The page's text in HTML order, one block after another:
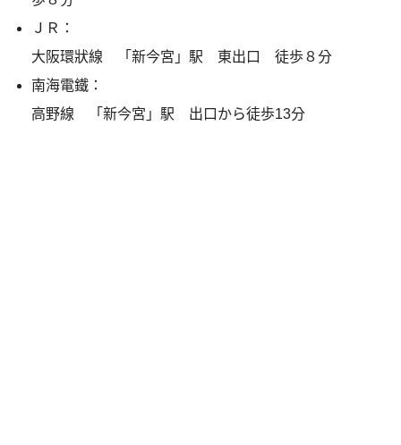
ＪＲ：
大阪環狀線 「新今宮」駅 東出口 徒歩８分
南海電鐵：
高野線 「新今宮」駅 出口から徒歩13分